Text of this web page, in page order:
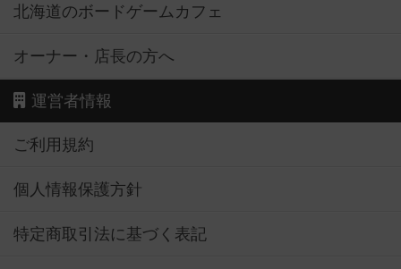
北海道のボードゲームカフェ
オーナー・店長の方へ
運営者情報
ご利用規約
個人情報保護方針
特定商取引法に基づく表記